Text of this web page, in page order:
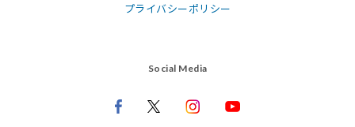
プライバシーポリシー
Social Media